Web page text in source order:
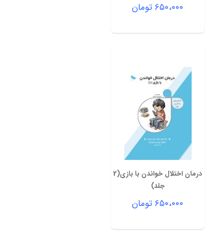
۶۵۰،۰۰۰ تومان
درمان اختلال خواندن با بازی(2
جلد)
۶۵۰،۰۰۰ تومان